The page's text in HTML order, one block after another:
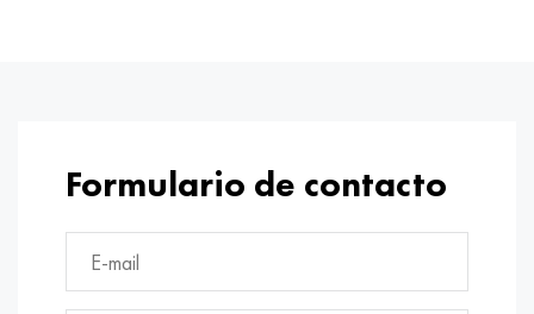
Formulario de contacto